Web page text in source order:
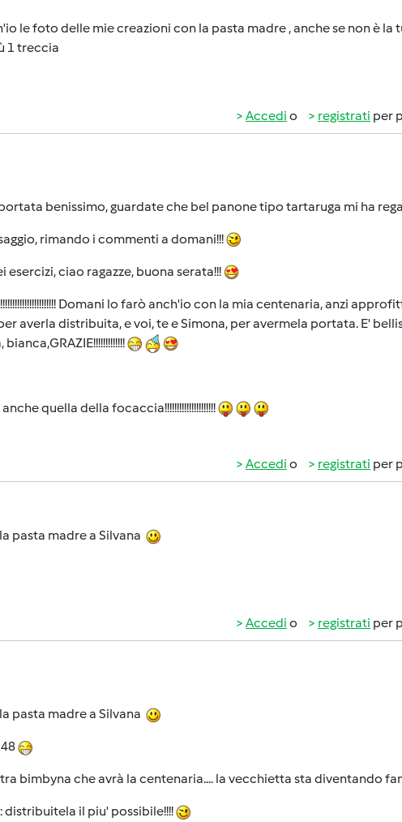
le foto delle mie creazioni con la pasta madre , anche se non è la
1 treccia
Accedi o registrati per
benissimo, guardate che bel panone tipo tartaruga mi ha
rimando i commenti a domani!!!
esercizi, ciao ragazze, buona serata!!!
Domani lo farò anch'io con la mia centenaria, anzi
averla distribuita, e voi, te e Simona, per avermela portata. E'
quella della focaccia!!!!!!!!!!!!!!!!!!!!!
Accedi o registrati per
pasta madre a Silvana
Accedi o registrati per
pasta madre a Silvana
bimbyna che avrà la centenaria.... la vecchietta sta diventando
il piu' possibile!!!!